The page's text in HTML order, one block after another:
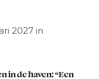
2027 in
in de haven: “Een